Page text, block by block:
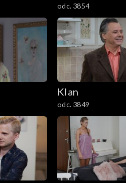
801–900
701–800
601–700
501–600
401–500
301–400
201–300
odc. 3854
Klan
odc. 3849